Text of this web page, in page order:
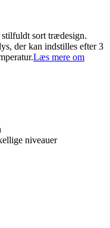
sort trædesign.
der kan indstilles efter 3
Læs mere om
niveauer